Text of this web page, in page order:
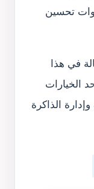
تحسين
في هذا
الخيارات
الذاكرة